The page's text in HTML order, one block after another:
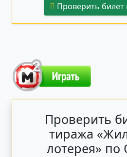
Проверить билет
Проверить
тиража
лотерея» по